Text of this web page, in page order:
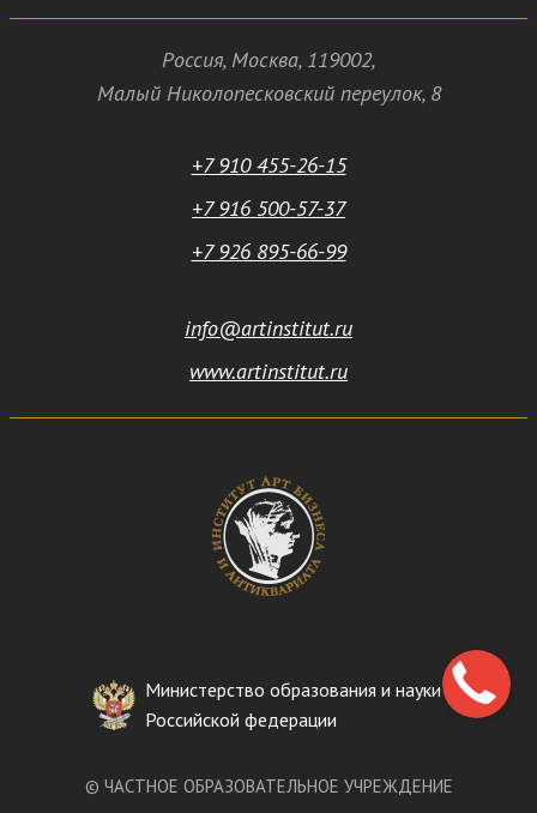
Россия, Москва, 119002,
Малый Николопесковский переулок,8
+7 910 455-26-15
+7 916 500-57-37
+7 926 895-66-99
info@artinstitut.ru
www.artinstitut.ru
Министерство образования и науки
Российской федерации
© ЧАСТНОЕ ОБРАЗОВАТЕЛЬНОЕ УЧРЕЖДЕНИЕ